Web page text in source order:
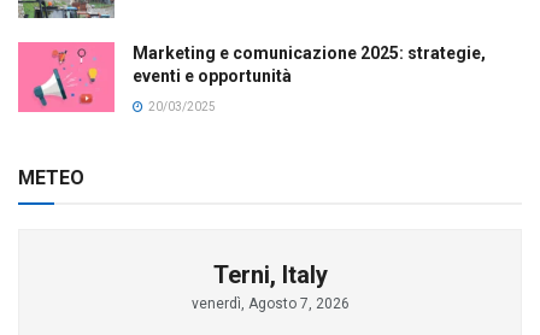
Marketing e comunicazione 2025: strategie,
eventi e opportunità
20/03/2025
METEO
Terni, Italy
venerdì, Agosto 7, 2026